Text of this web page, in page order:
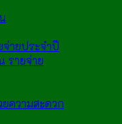
ายประจำปี
ายจ่าย
ความสะดวก